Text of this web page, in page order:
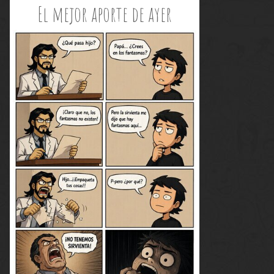
El mejor aporte de ayer